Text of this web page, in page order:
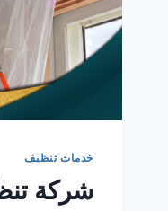
خدمات تنظيف
شركة